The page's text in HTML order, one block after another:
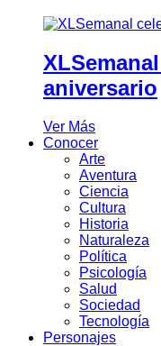
aniversario
Ver Más
Conocer
Arte
Aventura
Ciencia
Cultura
Historia
Naturaleza
Política
Psicología
Salud
Sociedad
Tecnología
Personajes